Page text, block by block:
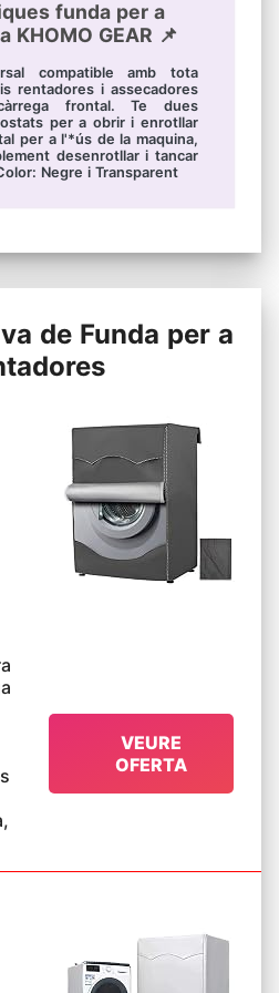
funda per a
KHOMO GEAR 📌
compatible amb tota
rentadores i assecadores
frontal. Te dues
per a obrir i enrotllar
per a l'*ús de la maquina,
desenrotllar i tancar
Negre i Transparent
de Funda per a
VEURE
OFERTA